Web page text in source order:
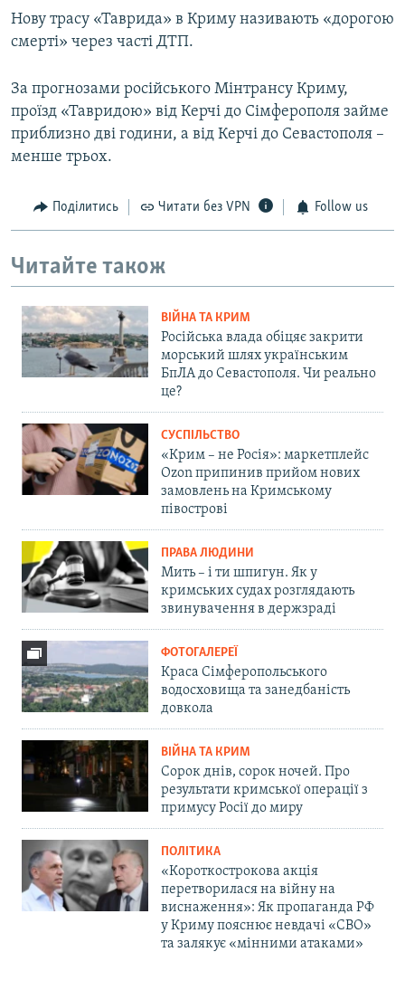
Нову трасу «Таврида» в Криму називають «дорогою
смерті» через часті ДТП.
За прогнозами російського Мінтрансу Криму,
проїзд «Тавридою» від Керчі до Сімферополя займе
приблизно дві години, а від Керчі до Севастополя –
менше трьох.
Поділитись Читати без VPN Follow us
Читайте також
ВІЙНА ТА КРИМ
Російська влада обіцяє закрити
морський шлях українським
БпЛА до Севастополя. Чи реально
це?
СУСПІЛЬСТВО
«Крим – не Росія»: маркетплейс
Ozon припинив прийом нових
замовлень на Кримському
півострові
ПРАВА ЛЮДИНИ
Мить – і ти шпигун. Як у
кримських судах розглядають
звинувачення в держзраді
ФОТОГАЛЕРЕЇ
Краса Сімферопольського
водосховища та занедбаність
довкола
ВІЙНА ТА КРИМ
Сорок днів, сорок ночей. Про
результати кримської операції з
примусу Росії до миру
ПОЛІТИКА
«Короткострокова акція
перетворилася на війну на
виснаження»: Як пропаганда РФ
у Криму пояснює невдачі «СВО»
та залякує «мінними атаками»